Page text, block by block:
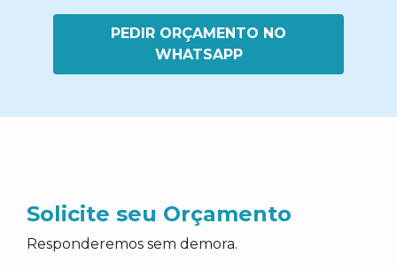
PEDIR ORÇAMENTO NO
WHATSAPP
Solicite seu Orçamento
Responderemos sem demora.